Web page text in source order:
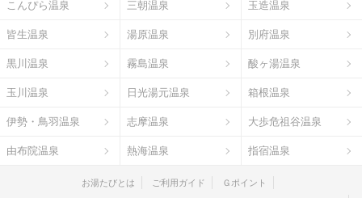
こんぴら温泉 三朝温泉 玉造温泉
皆生温泉 湯原温泉 別府温泉
黒川温泉 霧島温泉 酸ヶ湯温泉
玉川温泉 日光湯元温泉 箱根温泉
伊勢・鳥羽温泉 志摩温泉 大歩危祖谷温泉
由布院温泉 熱海温泉 指宿温泉
お湯たびとは ご利用ガイド Ｇポイント